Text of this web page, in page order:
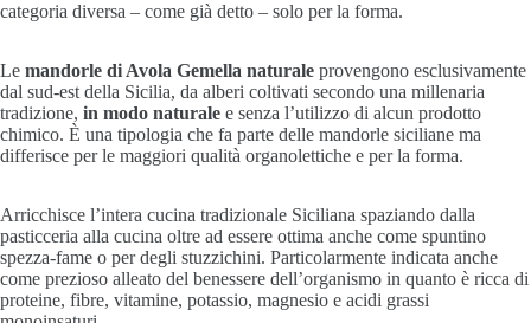
categoria diversa – come già detto – solo per la forma.
Le mandorle di Avola Gemella naturale provengono esclusivamente
dal sud-est della Sicilia, da alberi coltivati secondo una millenaria
tradizione, in modo naturale e senza l’utilizzo di alcun prodotto
chimico. È una tipologia che fa parte delle mandorle siciliane ma
differisce per le maggiori qualità organolettiche e per la forma.
Arricchisce l’intera cucina tradizionale Siciliana spaziando dalla
pasticceria alla cucina oltre ad essere ottima anche come spuntino
spezza-fame o per degli stuzzichini. Particolarmente indicata anche
come prezioso alleato del benessere dell’organismo in quanto è ricca di
proteine, fibre, vitamine, potassio, magnesio e acidi grassi